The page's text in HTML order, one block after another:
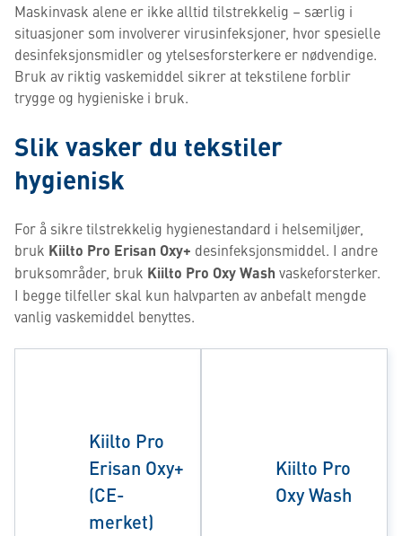
Maskinvask alene er ikke alltid tilstrekkelig – særlig i
situasjoner som involverer virusinfeksjoner, hvor spesielle
desinfeksjonsmidler og ytelsesforsterkere er nødvendige.
Bruk av riktig vaskemiddel sikrer at tekstilene forblir
trygge og hygieniske i bruk.
Slik vasker du tekstiler
hygienisk
For å sikre tilstrekkelig hygienestandard i helsemiljøer,
bruk Kiilto Pro Erisan Oxy+ desinfeksjonsmiddel. I andre
bruksområder, bruk Kiilto Pro Oxy Wash vaskeforsterker.
I begge tilfeller skal kun halvparten av anbefalt mengde
vanlig vaskemiddel benyttes.
Kiilto Pro
Erisan Oxy+
(CE-
merket)
Kiilto Pro
Oxy Wash